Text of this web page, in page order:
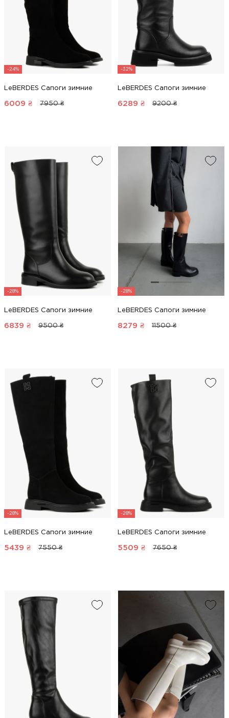
-24%
LeBERDES Сапоги зимние
6009 ₴ 7950 ₴
-32%
LeBERDES Сапоги зимние
6289 ₴ 9200 ₴
-28%
LeBERDES Сапоги зимние
6839 ₴ 9500 ₴
-28%
LeBERDES Сапоги зимние
8279 ₴ 11500 ₴
-28%
LeBERDES Сапоги зимние
5439 ₴ 7550 ₴
-28%
LeBERDES Сапоги зимние
5509 ₴ 7650 ₴